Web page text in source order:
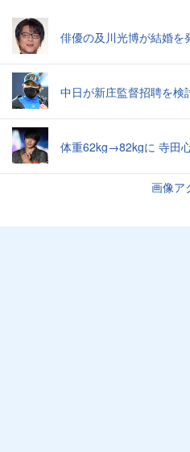
俳優の及川光博が結婚を
中日が新庄監督招聘を検
体重62kg→82kgに 寺田
画像ア